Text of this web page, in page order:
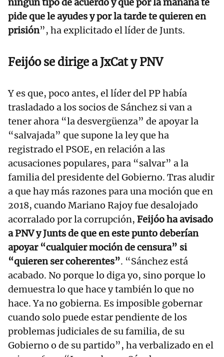
ningún tipo de acuerdo y que por la mañana te
pide que le ayudes y por la tarde te quieren en
prisión”, ha explicitado el líder de Junts.
Feijóo se dirige a JxCat y PNV
Y es que, poco antes, el líder del PP había
trasladado a los socios de Sánchez si van a
tener ahora “la desvergüenza” de apoyar la
“salvajada” que supone la ley que ha
registrado el PSOE, en relación a las
acusaciones populares, para “salvar” a la
familia del presidente del Gobierno. Tras aludir
a que hay más razones para una moción que en
2018, cuando Mariano Rajoy fue desalojado
acorralado por la corrupción, Feijóo ha avisado
a PNV y Junts de que en este punto deberían
apoyar “cualquier moción de censura” si
“quieren ser coherentes”. “Sánchez está
acabado. No porque lo diga yo, sino porque lo
demuestra lo que hace y también lo que no
hace. Ya no gobierna. Es imposible gobernar
cuando solo puede estar pendiente de los
problemas judiciales de su familia, de su
Gobierno o de su partido”, ha verbalizado en el